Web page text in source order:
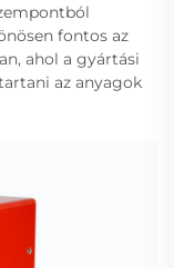
fontos az
ahol a gyártási
az anyagok